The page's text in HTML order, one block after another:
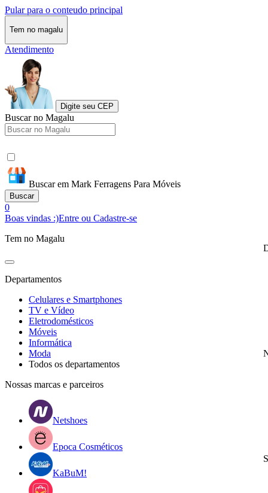
Pular para o conteudo principal
Tem no magalu
Atendimento
Digite seu CEP
Buscar no Magalu
Buscar em Mark Ferragens Para Móveis
Buscar
0
Boas vindas :)Entre ou Cadastre-se
Tem no Magalu
Departamentos
Celulares e Smartphones
TV e Vídeo
Eletrodomésticos
Móveis
Informática
Moda
Todos os departamentos
Nossas marcas e parceiros
Netshoes
Epoca Cosméticos
KaBuM!